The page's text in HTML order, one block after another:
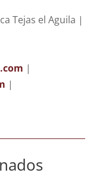
Tejas el Aguila |
|
|